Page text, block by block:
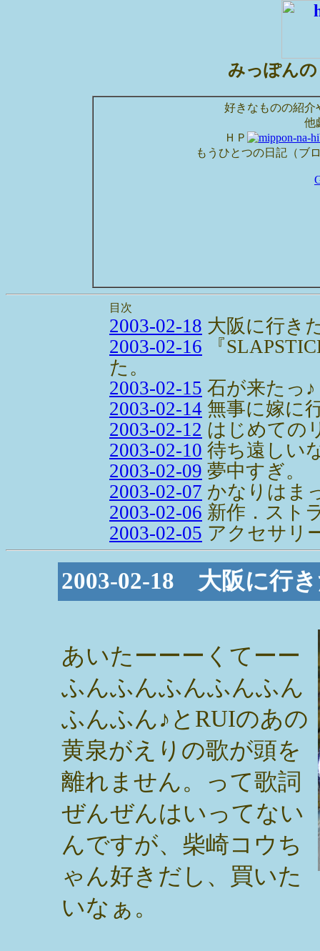
みっぽん
好きなものの紹介
他
ＨＰ
もうひとつの日記（ブ
目次
2003-02-18 大阪に行き
2003-02-16 『
た。
2003-02-15 石が来たっ♪
2003-02-14 無事に嫁に
2003-02-12 はじめての
2003-02-10 待ち遠しい
2003-02-09 夢中すぎ。
2003-02-07 かなりはま
2003-02-06 新作．スト
2003-02-05 アクセサリ
2003-02-18 大阪に行
あいたーーーくてーー
ふんふんふんふんふん
ふんふん♪とRUIのあの
黄泉がえりの歌が頭を
離れません。って歌詞
ぜんぜんはいってない
んですが、柴崎コウち
ゃん好きだし、買いた
いなぁ。